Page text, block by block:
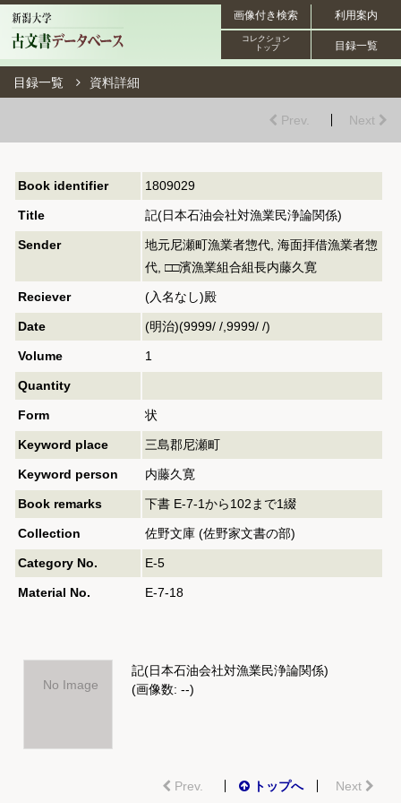
利用案内
画像付き検索
目録一覧
コレクション
トップ
目録一覧 資料詳細
Prev. Next
Book identifier 1809029
Title 記(日本石油会社対漁業民浄論関係)
Sender
地元尼瀬町漁業者惣代, 海面拝借漁業者惣
代, □□濱漁業組合組長内藤久寛
Reciever (入名なし)殿
Date (明治)(9999/ /,9999/ /)
Volume 1
Quantity
Form 状
Keyword place 三島郡尼瀬町
Keyword person 内藤久寛
Book remarks 下書 E-7-1から102まで1綴
Collection 佐野文庫 (佐野家文書の部)
Category No. E-5
Material No. E-7-18
No Image
記(日本石油会社対漁業民浄論関係)
(画像数: --)
Prev. トップへ Next